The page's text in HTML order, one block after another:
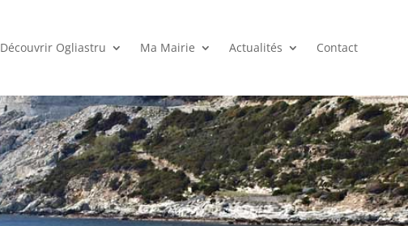
Découvrir Ogliastru Ma Mairie Actualités Contact